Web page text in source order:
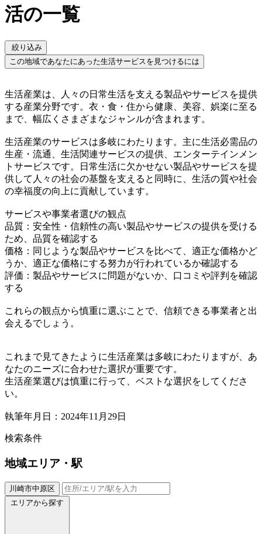
活の一覧
絞り込み
この地域であなたにあった生活サービスを見つけるには
生活産業は、人々の日常生活を支える製品やサービスを提供
する産業分野です。衣・食・住から健康、美容、娯楽に至る
まで、幅広くさまざまなジャンルが含まれます。
生活産業のサービスは多岐にわたります。主に生活必需品の
生産・流通、生活関連サービスの提供、エンターテインメン
トサービスです。日常生活に欠かせない製品やサービスを提
供して人々の社会の基盤を支えると同時に、生活の質や社会
の幸福度の向上に貢献しています。
サービスや事業者選びの観点
品質：安全性・信頼性の高い製品やサービスの提供を受ける
ため、品質を確認する
価格：同じような製品やサービスを比べて、適正な価格かど
うか、適正な価格にする努力が行われているか確認する
評価：製品やサービスに問題がないか、口コミや評判を確認
する
これらの観点から慎重に選ぶことで、信頼できる事業者と出
会えるでしょう。
これまで見てきたように生活産業は多岐にわたりますが、あ
なたのニーズに合わせた選択が重要です。
生活産業選びは慎重に行って、ベストな選択をしてくださ
い。
執筆年月日：2024年11月29日
検索条件
地域エリア・駅
川崎市中原区
エリアから探す